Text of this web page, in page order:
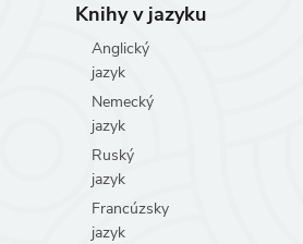
Knihy v jazyku
Anglický
jazyk
Nemecký
jazyk
Ruský
jazyk
Francúzsky
jazyk